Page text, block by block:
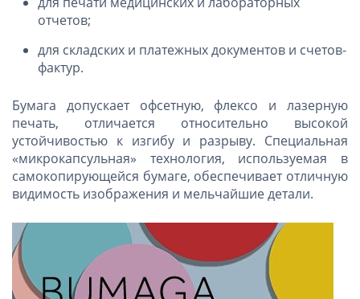
отчетов;
для складских и платежных документов и счетов-
фактур.
Бумага допускает офсетную, флексо и лазерную
печать, отличается относительно высокой
устойчивостью к изгибу и разрыву. Специальная
«микрокапсульная» технология, используемая в
самокопирующейся бумаге, обеспечивает отличную
видимость изображения и мельчайшие детали.